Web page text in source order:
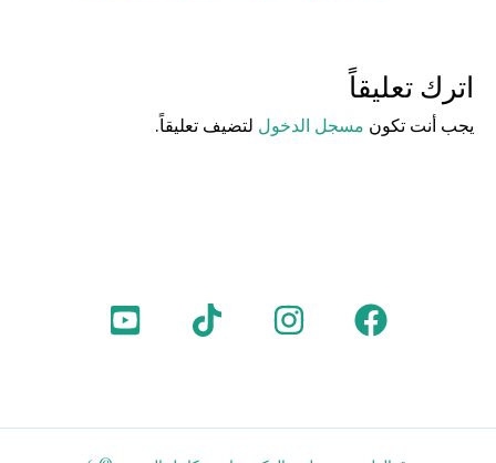
اترك تعليقاً
يجب أنت تكون مسجل الدخول لتضيف تعليقاً.